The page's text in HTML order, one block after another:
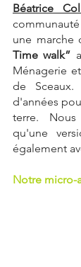
Béatrice
une marche
Time walk”
Ménagerie
de
d'années
terre. Nous
qu'une
également
Notre micro-